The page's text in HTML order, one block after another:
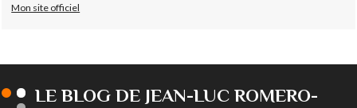
Mon site officiel
LE BLOG DE JEAN-LUC ROMERO-